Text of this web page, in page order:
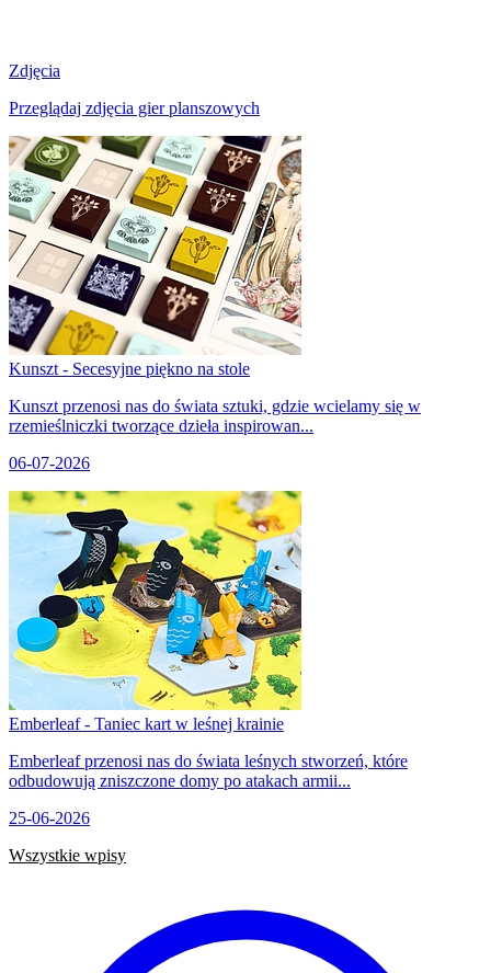
Zdjęcia
Przeglądaj zdjęcia gier planszowych
Kunszt - Secesyjne piękno na stole
Kunszt przenosi nas do świata sztuki, gdzie wcielamy się w
rzemieślniczki tworzące dzieła inspirowan...
06-07-2026
Emberleaf - Taniec kart w leśnej krainie
Emberleaf przenosi nas do świata leśnych stworzeń, które
odbudowują zniszczone domy po atakach armii...
25-06-2026
Wszystkie wpisy